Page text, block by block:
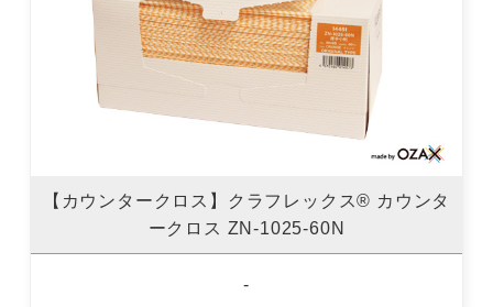
【カウンタークロス】クラフレックス® カウンタ
ークロス ZN-1025-60N
-